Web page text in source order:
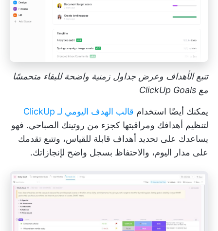
تتبع الأهداف وعرض جداول زمنية واضحة للبقاء متحمسًا
مع ClickUp Goals
يمكنك أيضًا استخدام قالب الهدف اليومي لـ ClickUp
لتنظيم أهدافك ومراقبتها كجزء من روتينك الصباحي. فهو
يساعدك على تحديد أهداف قابلة للقياس، وتتبع تقدمك
على مدار اليوم، والاحتفاظ بسجل واضح لإنجازاتك.